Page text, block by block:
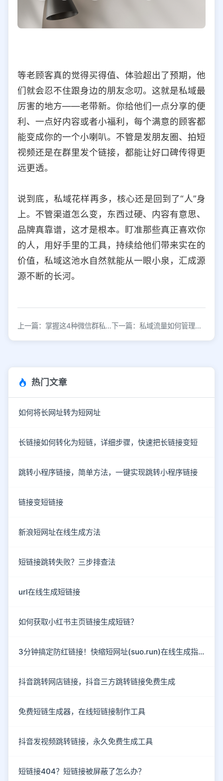
等老顾客真的觉得买得值、体验超出了预期，他
们就会忍不住跟身边的朋友念叨。这就是私域最
厉害的地方——老带新。你给他们一点分享的便
利、一点好内容或者小福利，每个满意的顾客都
能变成你的一个小喇叭。不管是发朋友圈、拍短
视频还是在群里发个链接，都能让好口碑传得更
远更透。
说到底，私域花样再多，核心还是回到了“人”身
上。不管渠道怎么变，东西过硬、内容有意思、
品牌真靠谱，这才是根本。盯准那些真正喜欢你
的人，用好手里的工具，持续给他们带来实在的
价值，私域这池水自然就能从一眼小泉，汇成源
源不断的长河。
上一篇：掌握这4种微信群私域玩法，让你的社群运营转化率翻倍 下一篇：私域流量如何管理？打造高粘性用户池的精细化运营指南
热门文章
如何将长网址转为短网址
长链接如何转化为短链，详细步骤，快速把长链接变短
跳转小程序链接，简单方法，一键实现跳转小程序链接
链接变短链接
新浪短网址在线生成方法
短链接跳转失败？三步排查法
url在线生成短链接
如何获取小红书主页链接生成短链？
3分钟搞定防红链接！快缩短网址(suo.run)在线生成指南
抖音跳转网店链接，抖音三方跳转链接免费生成
免费短链生成器，在线短链接制作工具
抖音发视频跳转链接，永久免费生成工具
短链接404？短链接被屏蔽了怎么办？